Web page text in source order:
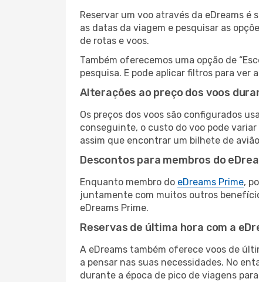
Reservar um voo através da eDreams
as datas da viagem e pesquisar as
de rotas e voos.
Também oferecemos uma opção de
pesquisa. E pode aplicar filtros para ver
Alterações ao preço dos voos
Os preços dos voos são configurados
conseguinte, o custo do voo pode
assim que encontrar um bilhete de
Descontos para membros do
Enquanto membro do eDreams Prime,
juntamente com muitos outros
eDreams Prime.
Reservas de última hora com a
A eDreams também oferece voos de
a pensar nas suas necessidades. No
durante a época de pico de viagens